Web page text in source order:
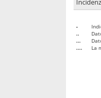
-
..
...
....
La